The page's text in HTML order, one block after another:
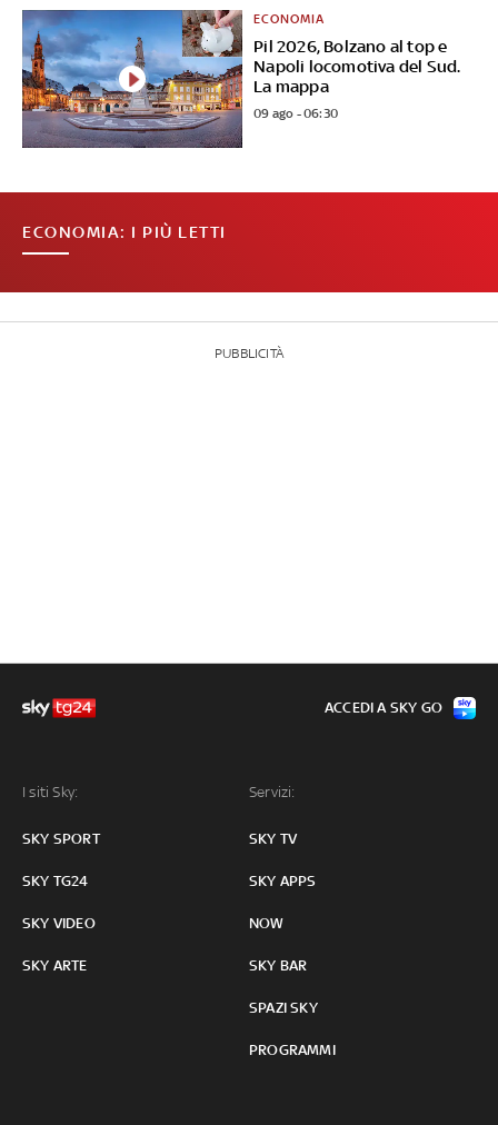
Pil 2026, Bolzano al top e
Napoli locomotiva del Sud.
La mappa
ECONOMIA
09 ago - 06:30
ECONOMIA: I PIÙ LETTI
PUBBLICITÀ
I siti Sky:
SKY SPORT
SKY TG24
SKY VIDEO
SKY ARTE
Servizi:
SKY TV
SKY APPS
NOW
SKY BAR
SPAZI SKY
PROGRAMMI
ACCEDI A SKY GO